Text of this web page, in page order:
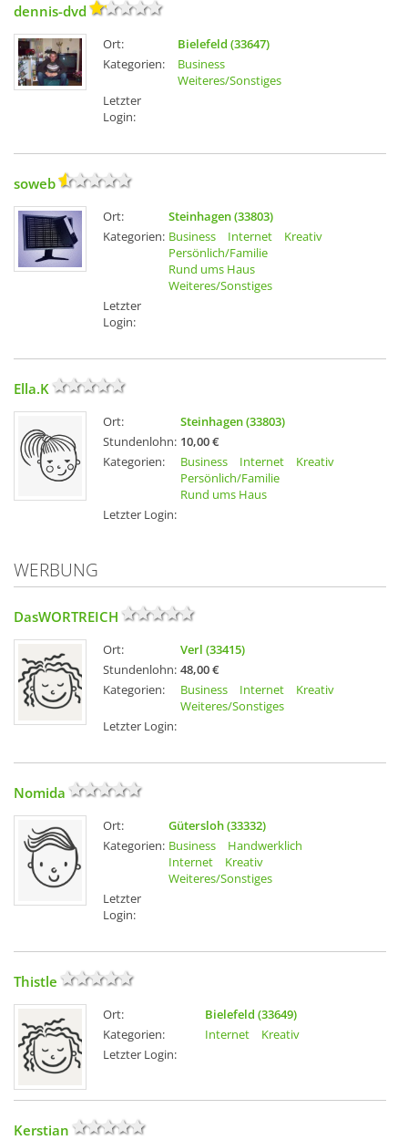
dennis-dvd
Ort:
Bielefeld (33647)
Kategorien:
Business
Weiteres/Sonstiges
Letzter
Login:
soweb
Ort:
Steinhagen (33803)
Kategorien: Business Internet
Kreativ
Persönlich/Familie
Rund ums Haus
Weiteres/Sonstiges
Letzter
Login:
Ella.K
Ort:
Steinhagen (33803)
Stundenlohn: 10,00 €
Kategorien:
Business Internet
Kreativ
Persönlich/Familie
Rund ums Haus
Letzter Login:
WERBUNG
DasWORTREICH
Ort:
Verl (33415)
Stundenlohn: 48,00 €
Kategorien:
Business Internet
Kreativ
Weiteres/Sonstiges
Letzter Login:
Nomida
Ort:
Gütersloh (33332)
Kategorien: Business
Handwerklich
Internet
Kreativ
Weiteres/Sonstiges
Letzter
Login:
Thistle
Ort:
Bielefeld (33649)
Kategorien:
Internet
Kreativ
Letzter Login:
Kerstian